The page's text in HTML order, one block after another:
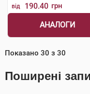
від 190.40 грн
АНАЛОГИ
Показано 30 з 30
Поширені